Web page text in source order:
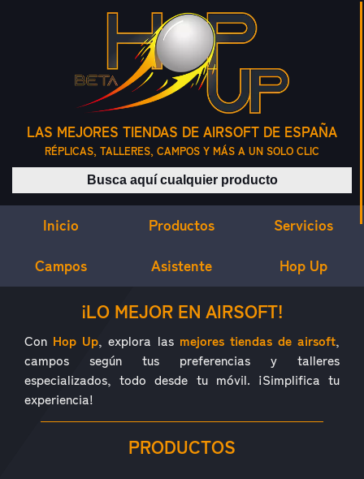
LAS MEJORES TIENDAS DE AIRSOFT DE ESPAÑA
RÉPLICAS, TALLERES, CAMPOS Y MÁS A UN SOLO CLIC
Buscar productos
Inicio Productos Servicios
Campos Asistente Hop Up
¿QUÉ ES HOP UP?¡LO MEJOR EN AIRSOFT!
Con Hop Up, explora las mejores tiendas de airsoft,
campos según tus preferencias y talleres
especializados, todo desde tu móvil. ¡Simplifica tu
experiencia!
PRODUCTOS
ACCESORIOS